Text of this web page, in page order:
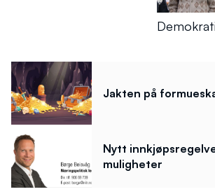
Jakten på
Nytt
muligheter